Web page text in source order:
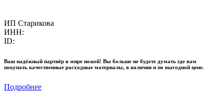
ИП Старикова
ИНН:
ID:
Ваш надёжный партнёр в мире ножей! Вы больше не будете думать где вам
покупать качественные расходные материалы, в наличии и по выгодной цене.
Подробнее